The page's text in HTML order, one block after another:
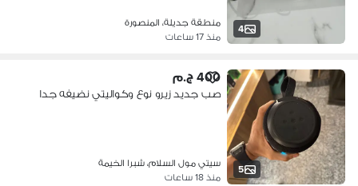
4
منطقة جديلة، المنصورة
منذ 17 ساعات
5
400 ج.م
صب جديد زيرو نوع وكواليتي نضيفه جدا
سيتي مول السلام، شبرا الخيمة
منذ 18 ساعات